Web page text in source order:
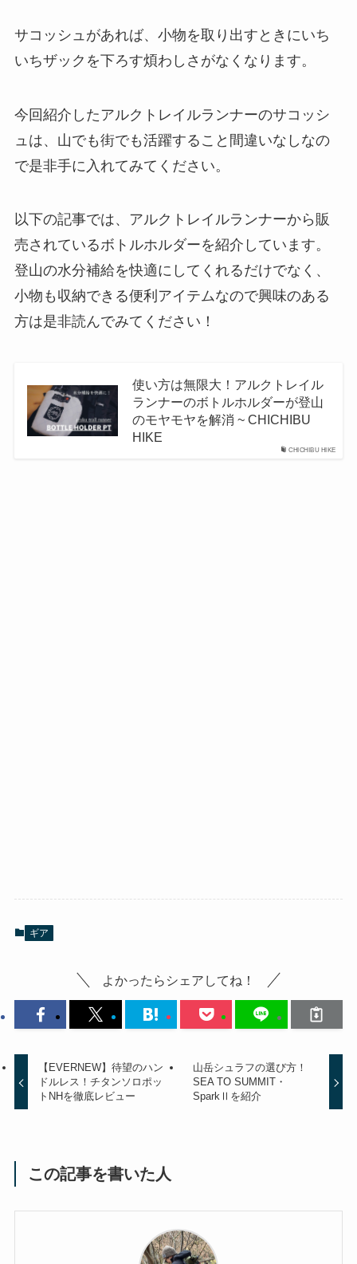
サコッシュがあれば、小物を取り出すときにいち
いちザックを下ろす煩わしさがなくなります。
今回紹介したアルクトレイルランナーのサコッシ
ュは、山でも街でも活躍すること間違いなしなの
で是非手に入れてみてください。
以下の記事では、アルクトレイルランナーから販
売されているボトルホルダーを紹介しています。
登山の水分補給を快適にしてくれるだけでなく、
小物も収納できる便利アイテムなので興味のある
方は是非読んでみてください！
CHICHIBU HIKE
使い方は無限大！アルクトレイル
ランナーのボトルホルダーが登山
のモヤモヤを解消 ~ CHICHIBU
HIKE
ギア
よかったらシェアしてね！
【EVERNEW】待望のハン
ドルレス！チタンソロポッ
トNHを徹底レビュー
山岳シュラフの選び方！
SEA TO SUMMIT・
SparkⅡを紹介
この記事を書いた人